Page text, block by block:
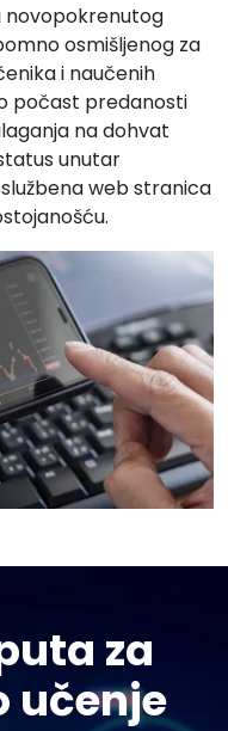
novopokrenutog
osmišljenog za
i naučenih
počast predanosti
na dohvat
unutar
web stranica
za
učenje